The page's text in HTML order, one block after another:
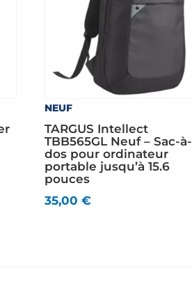
NEUF
TARGUS Intellect
TBB565GL Neuf – Sac-à-
dos pour ordinateur
portable jusqu’à 15.6
pouces
35,00€